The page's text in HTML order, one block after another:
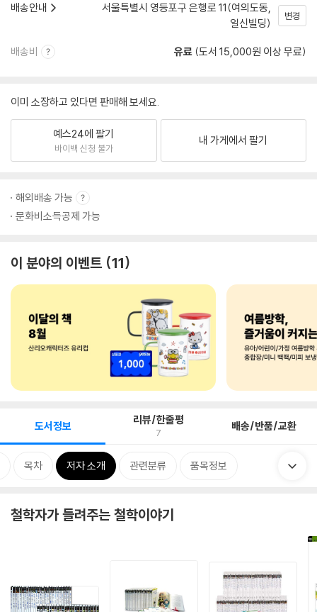
배송안내
서울특별시 영등포구 은행로 11(여의도동,
일신빌딩)
변경
배송비 유료 (도서 15,000원 이상 무료)
이미 소장하고 있다면 판매해 보세요.
예스24에 팔기
바이백 신청 불가
내 가게에서 팔기
해외배송 가능
문화비소득공제 가능
이 분야의 이벤트 11
도서정보 리뷰/한줄평
7 배송/반품/교환
목차 저자 소개 관련분류 품목정보
철학자가 들려주는 철학이야기